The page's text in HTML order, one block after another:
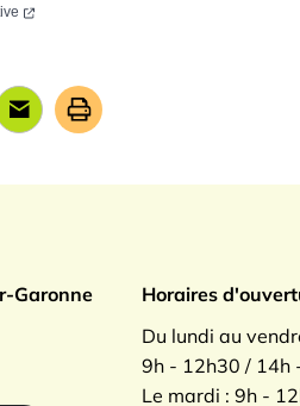
Garonne
Horaires
Du lundi au
9h - 12h30 / 14h
Le mardi : 9h -